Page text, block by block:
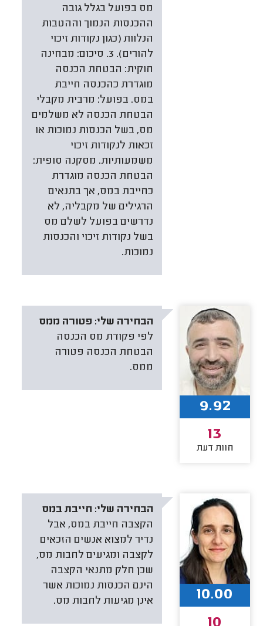
מס בפועל בגלל גובה
ההכנסות הנמוך וההטבות
הנלוות (כגון נקודות זיכוי
להורים). 3. סיכום: מבחינה
חוקית: הבטחת הכנסה
מוגדרת כהכנסה חייבת
במס. בפועל: מרבית מקבלי
הבטחת הכנסה לא משלמים
מס, בשל הכנסות נמוכות או
זכאות לנקודות זיכוי
משמעותיות. מסקנה סופית:
הבטחת הכנסה מוגדרת
כחייבת במס, אך בתנאים
הרגילים של מקבליה, לא
נדרשים בפועל לשלם מס
בשל נקודות זיכוי והכנסות
נמוכות.
הבחירה שלי: פטורה ממס
לפי פקודת מס הכנסה
הבטחת הכנסה פטורה
ממס.
9.92
13
חוות דעת
הבחירה שלי: חייבת במס
הקצבה חייבת במס, אבל
נדיר למצוא אנשים הזכאים
לקצבה ומגיעים לחבות מס,
שכן חלק מתנאי הקצבה
הינם הכנסות נמוכות אשר
אינן מגיעות לחבות מס.
10.00